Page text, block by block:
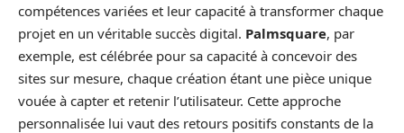
compétences variées et leur capacité à transformer chaque
projet en un véritable succès digital. Palmsquare, par
exemple, est célébrée pour sa capacité à concevoir des
sites sur mesure, chaque création étant une pièce unique
vouée à capter et retenir l’utilisateur. Cette approche
personnalisée lui vaut des retours positifs constants de la